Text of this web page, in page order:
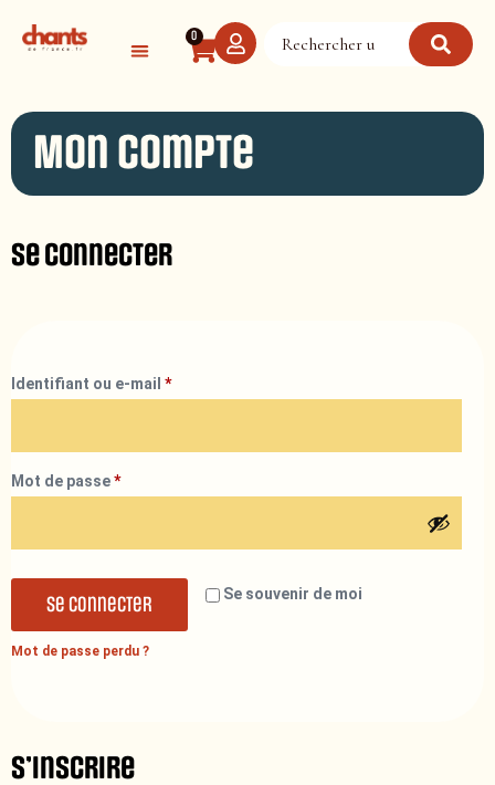
0
Mon compte
Se connecter
Identifiant ou e-mail *
Mot de passe*
Se souvenir de moi
Se connecter
Mot de passe perdu ?
S’inscrire